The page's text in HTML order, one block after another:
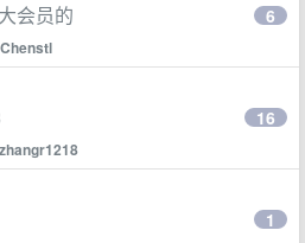
会员的
Chenstl
6
zhangr1218
16
1